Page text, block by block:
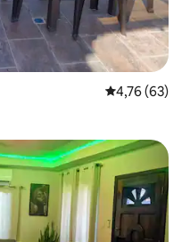
Évaluation
4,76 (63)